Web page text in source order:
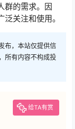
群的需求。因
关注和使用。
布，本站仅提供信
所有内容不构成投
给TA有赏